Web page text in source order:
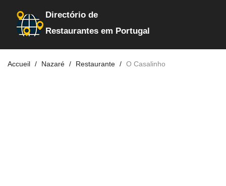
Directório de
Restaurantes em Portugal
Accueil Nazaré Restaurante O Casalinho